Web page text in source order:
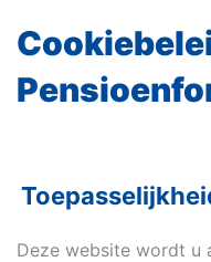
Deze website wordt u